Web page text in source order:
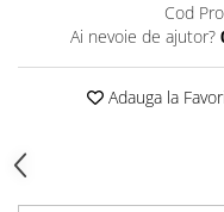
Cod
Ai nevoie de ajutor?
Adauga la